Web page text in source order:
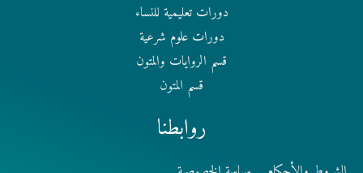
دورات تعليمية للنساء
دورات علوم شرعية
قسم الروايات والمتون
قسم المتون
روابطنا